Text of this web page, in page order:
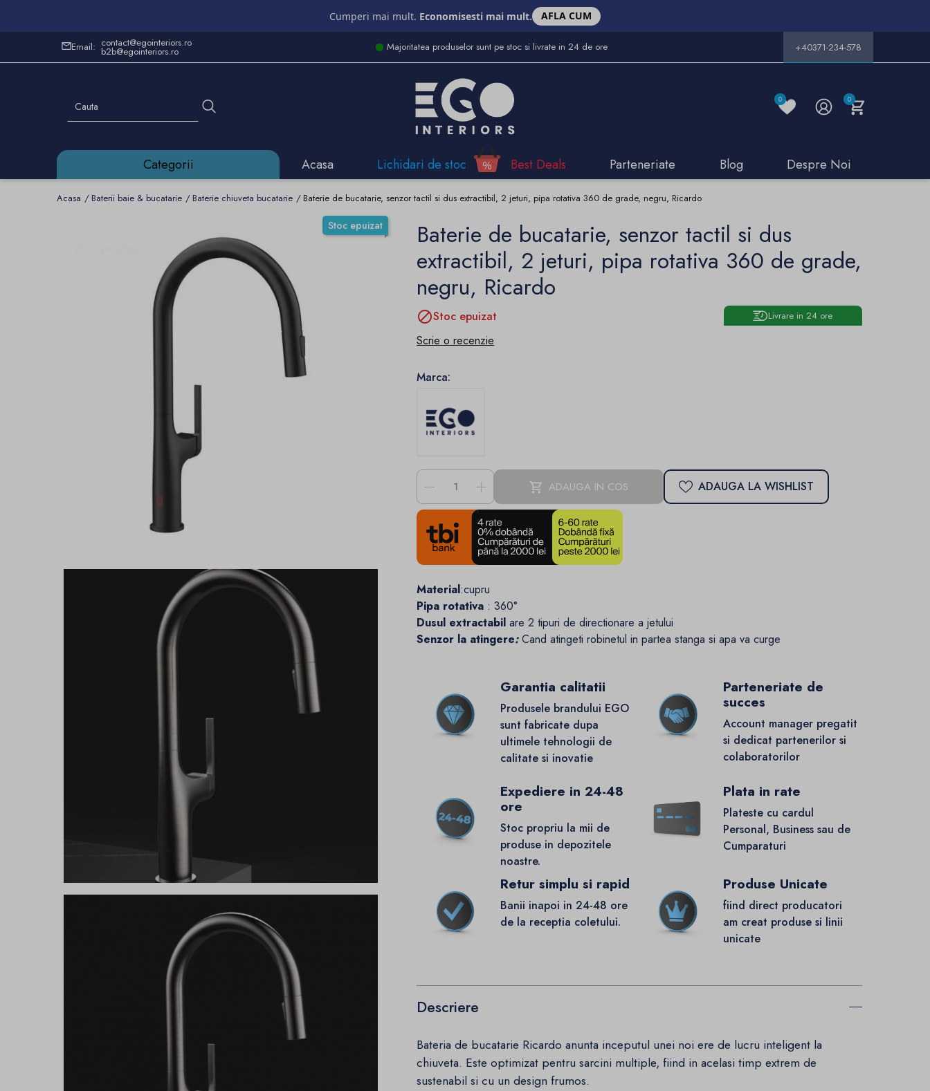
Cumperi mai mult. Economisesti mai mult. AFLA CUM
Email: contact@egointeriors.ro
b2b@egointeriors.ro Majoritatea produselor sunt pe stoc si livrate in 24 de ore +40371-234-578
0 0
Categorii Acasa Lichidari de stoc Best Deals Parteneriate Blog Despre Noi
Acasa Baterii baie & bucatarie Baterie chiuveta bucatarie Baterie de bucatarie, senzor tactil si dus extractibil, 2 jeturi, pipa rotativa 360 de grade, negru, Ricardo
Stoc epuizat
Baterie de bucatarie, senzor tactil si dus
extractibil, 2 jeturi, pipa rotativa 360 de grade,
negru, Ricardo
Livrare in 24 ore
Stoc epuizat
Scrie o recenzie
Marca:
- + ADAUGA IN COS ADAUGA LA WISHLIST
Material:cupru
Pipa rotativa : 360°
Dusul extractabil are 2 tipuri de directionare a jetului
Senzor la atingere:Cand atingeti robinetul in partea stanga si apa va curge
Garantia calitatii
Produsele brandului EGO
sunt fabricate dupa
ultimele tehnologii de
calitate si inovatie
Parteneriate de
succes
Account manager pregatit
si dedicat partenerilor si
colaboratorilor
Expediere in 24-48
ore
Stoc propriu la mii de
produse in depozitele
noastre.
Plata in rate
Plateste cu cardul
Personal, Business sau de
Cumparaturi
Retur simplu si rapid
Banii inapoi in 24-48 ore
de la receptia coletului.
Produse Unicate
fiind direct producatori
am creat produse si linii
unicate
Descriere
Bateria de bucatarie Ricardo anunta inceputul unei noi ere de lucru inteligent la
chiuveta. Este optimizat pentru sarcini multiple, fiind in acelasi timp extrem de
sustenabil si cu un design frumos.